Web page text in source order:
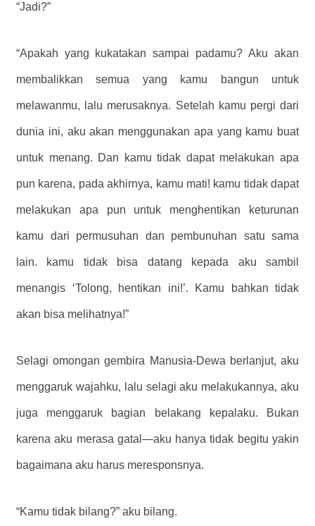
“Jadi?”
“Apakah yang kukatakan sampai padamu? Aku akan
membalikkan semua yang kamu bangun untuk
melawanmu, lalu merusaknya. Setelah kamu pergi dari
dunia ini, aku akan menggunakan apa yang kamu buat
untuk menang. Dan kamu tidak dapat melakukan apa
pun karena, pada akhirnya, kamu mati! kamu tidak dapat
melakukan apa pun untuk menghentikan keturunan
kamu dari permusuhan dan pembunuhan satu sama
lain. kamu tidak bisa datang kepada aku sambil
menangis ‘Tolong, hentikan ini!’. Kamu bahkan tidak
akan bisa melihatnya!”
Selagi omongan gembira Manusia-Dewa berlanjut, aku
menggaruk wajahku, lalu selagi aku melakukannya, aku
juga menggaruk bagian belakang kepalaku. Bukan
karena aku merasa gatal—aku hanya tidak begitu yakin
bagaimana aku harus meresponsnya.
“Kamu tidak bilang?” aku bilang.